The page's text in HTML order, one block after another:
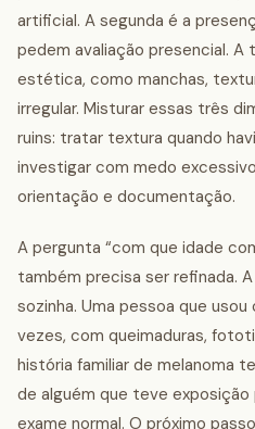
artificial. A segunda é a
pedem avaliação presencial.
estética, como manchas,
irregular. Misturar essas três
ruins: tratar textura quando
investigar com medo
orientação e documentação.
A pergunta “com que idade
também precisa ser refinada.
sozinha. Uma pessoa que
vezes, com queimaduras,
história familiar de melanoma
de alguém que teve
exame normal. O próximo